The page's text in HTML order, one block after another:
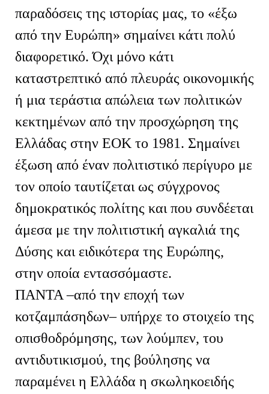
παραδόσεις της ιστορίας μας, το «έξω
από την Ευρώπη» σημαίνει κάτι πολύ
διαφορετικό. Όχι μόνο κάτι
καταστρεπτικό από πλευράς οικονομικής
ή μια τεράστια απώλεια των πολιτικών
κεκτημένων από την προσχώρηση της
Ελλάδας στην ΕΟΚ το 1981. Σημαίνει
έξωση από έναν πολιτιστικό περίγυρο με
τον οποίο ταυτίζεται ως σύγχρονος
δημοκρατικός πολίτης και που συνδέεται
άμεσα με την πολιτιστική αγκαλιά της
Δύσης και ειδικότερα της Ευρώπης,
στην οποία εντασσόμαστε.
ΠΑΝΤΑ –από την εποχή των
κοτζαμπάσηδων– υπήρχε το στοιχείο της
οπισθοδρόμησης, των λούμπεν, του
αντιδυτικισμού, της βούλησης να
παραμένει η Ελλάδα η σκωληκοειδής